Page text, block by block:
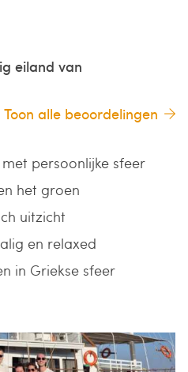
eiland van
Toon alle beoordelingen
persoonlijke sfeer
het groen
uitzicht
en relaxed
in Griekse sfeer